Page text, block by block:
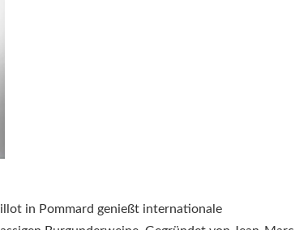
in Pommard genießt internationale